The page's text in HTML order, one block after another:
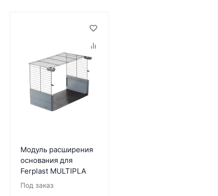
Модуль расширения
основания для
Ferplast MULTIPLA
Под заказ